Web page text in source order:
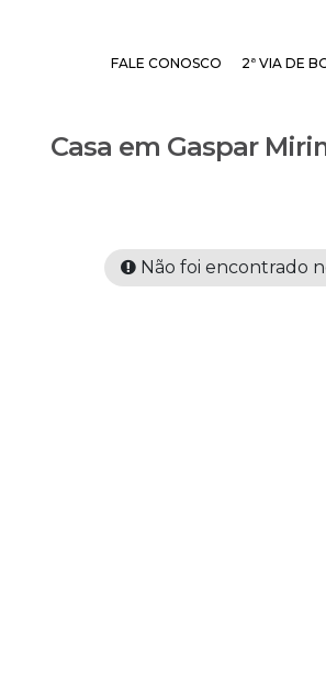
2ª VIA DE
FALE CONOSCO
Casa em Gaspar
Não foi encontrado